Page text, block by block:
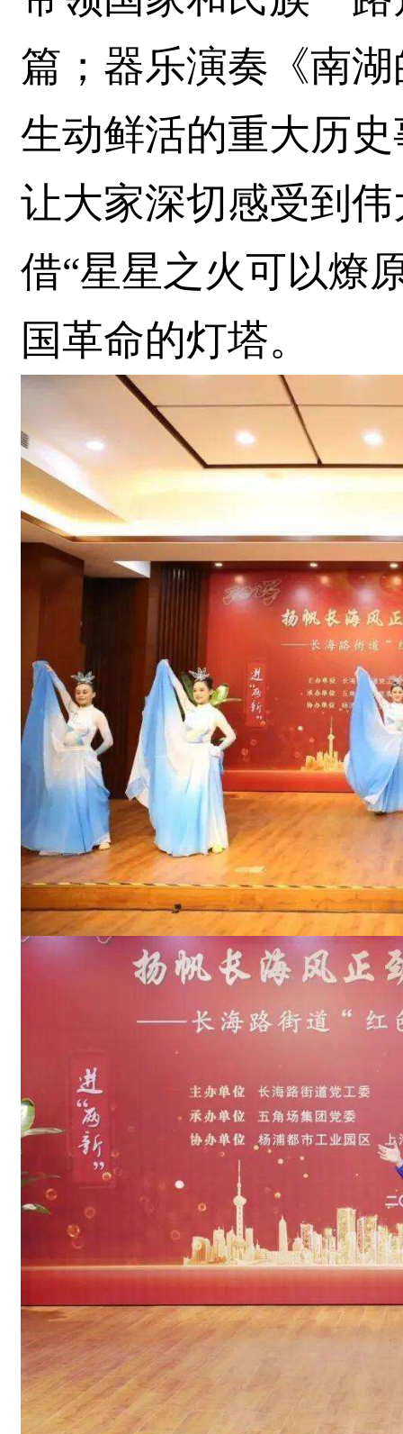
篇；器乐演奏《南
生动鲜活的重大历
让大家深切感受到
借“星星之火可以燎
国革命的灯塔。